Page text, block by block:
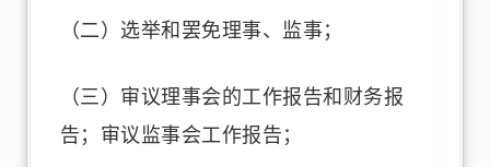
（二）选举和罢免理事、监事；
（三）审议理事会的工作报告和财务报
告；审议监事会工作报告；